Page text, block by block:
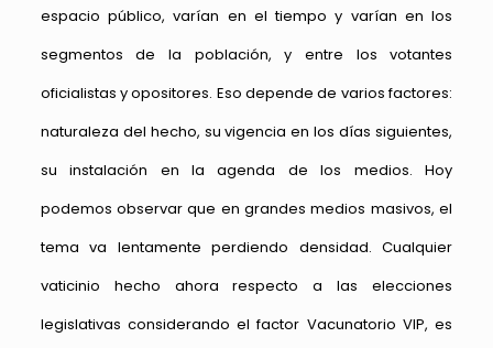
espacio público, varían en el tiempo y varían en los
segmentos de la población, y entre los votantes
oficialistas y opositores. Eso depende de varios factores:
naturaleza del hecho, su vigencia en los días siguientes,
su instalación en la agenda de los medios. Hoy
podemos observar que en grandes medios masivos, el
tema va lentamente perdiendo densidad. Cualquier
vaticinio hecho ahora respecto a las elecciones
legislativas considerando el factor Vacunatorio VIP, es